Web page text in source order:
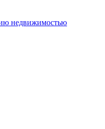
недвижимостью